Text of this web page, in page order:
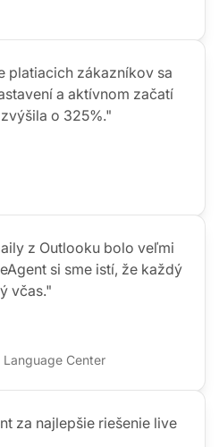
platiacich zákazníkov sa
a aktívnom začatí
o 325%."
z Outlooku bolo veľmi
si sme istí, že každý
včas."
Center
za najlepšie riešenie live